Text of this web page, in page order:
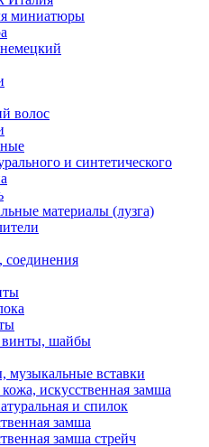
миниатюры
волос
и синтетического
материалы (лузга)
соединения
винты, шайбы
музыкальные вставки
искусственная замша
и спилок
замша
замша стрейч